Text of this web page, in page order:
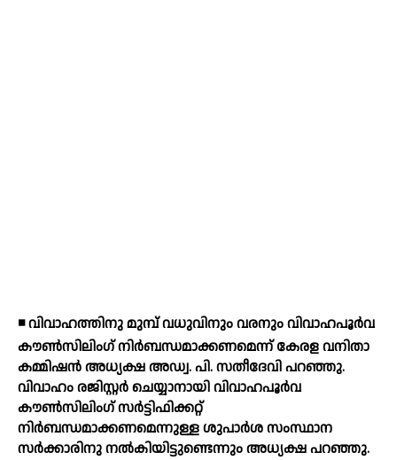
◾ വിവാഹത്തിനു മുമ്പ് വധുവിനും വരനും വിവാഹപൂര്‍വ
കൗണ്‍സിലിംഗ് നിര്‍ബന്ധമാക്കണമെന്ന് കേരള വനിതാ
കമ്മിഷന്‍ അധ്യക്ഷ അഡ്വ. പി. സതീദേവി പറഞ്ഞു.
വിവാഹം രജിസ്റ്റര്‍ ചെയ്യാനായി വിവാഹപൂര്‍വ
കൗണ്‍സിലിംഗ് സര്‍ട്ടിഫിക്കറ്റ്
നിര്‍ബന്ധമാക്കണമെന്നുള്ള ശുപാര്‍ശ സംസ്ഥാന
സര്‍ക്കാരിനു നല്‍കിയിട്ടുണ്ടെന്നും അധ്യക്ഷ പറഞ്ഞു.